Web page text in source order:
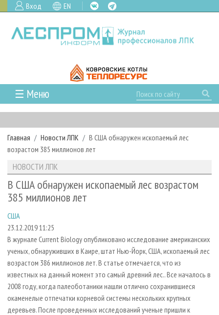
Вход EN
☰ Меню
ГЛАВНАЯ
РУБРИКИ И ТЕМЫ
РУБРИКИ ЖУРНАЛА
ЛЕСОЗАГОТОВКА
ЛЕСОПИЛЕНИЕ
СУШКА ДРЕВЕСИНЫ
ПРОИЗВОДСТВО ДРЕВЕСНЫХ ПЛИТ
ДЕРЕВЯННОЕ ДОМОСТРОЕНИЕ
ПРОИЗВОДСТВО МЕБЕЛИ
БИОЭНЕРГЕТИКА
ЦБП
НОВОСТИ
НОВОСТИ ЛПК
НОВОСТИ ЖУРНАЛА
ПРОЕКТЫ ЛПИ
АНАЛИТИКА
ПРЕДПРИЯТИЯ ЛПК
ПЕРСОНЫ
МОБИЛЬНЫЕ ВЫСТАВКИ
ОФИЦИАЛЬНЫЕ ДЕЛЕГАЦИИ
ПРИОРИТЕТНЫЕ ИНВЕСТПРОЕКТЫ
RUSSIAN FORESTRY REVIEW
ГАЗЕТА ЛЕСПРОМФОРУМ
АРХИВ
АРХИВ ЖУРНАЛОВ
О ЖУРНАЛЕ
КОНТАКТЫ
РЕКЛАМОДАТЕЛЯМ
РЕКЛАМА
РЕКЛАМА НА САЙТЕ
Главная Новости ЛПК
В США обнаружен ископаемый лес
возрастом 385 миллионов лет
НОВОСТИ ЛПК
В США обнаружен ископаемый лес возрастом
385 миллионов лет
США
23.12.2019 11:25
В журнале Current Biology опубликовано исследование американских
ученых, обнаруживших в Каире, штат Нью-Йорк, США, ископаемый лес
возрастом 386 миллионов лет. В статье отмечается, что из
известных на данный момент это самый древний лес.. Все началось в
2008 году, когда палеоботаники нашли отлично сохранившиеся
окаменелые отпечатки корневой системы нескольких крупных
деревьев. После проведенных исследований ученые пришли к